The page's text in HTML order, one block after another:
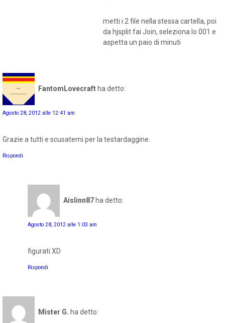
metti i 2 file nella stessa cartella, poi
da hjsplit fai Join, seleziona lo 001 e
aspetta un paio di minuti
FantomLovecraft ha detto:
Agosto 28, 2012 alle 12:41 am
Grazie a tutti e scusatemi per la testardaggine.
Rispondi
Aislinn87 ha detto:
Agosto 28, 2012 alle 1:03 am
figurati XD
Rispondi
Mister G. ha detto: